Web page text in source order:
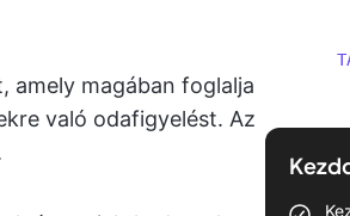
amely magában foglalja
való odafigyelést. Az